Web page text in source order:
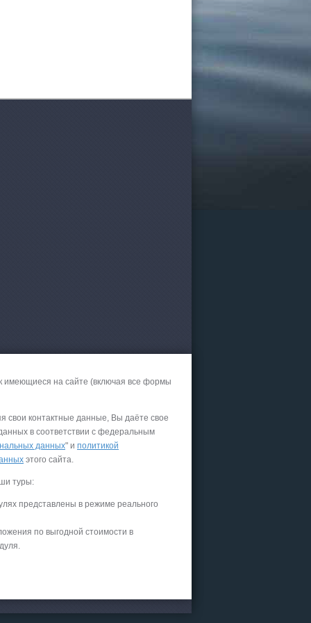
имеющиеся на сайте (включая все формы
свои контактные данные, Вы даёте свое
в соответствии с федеральным
данных" и политикой
этого сайта.
туры:
представлены в режиме реального
по выгодной стоимости в